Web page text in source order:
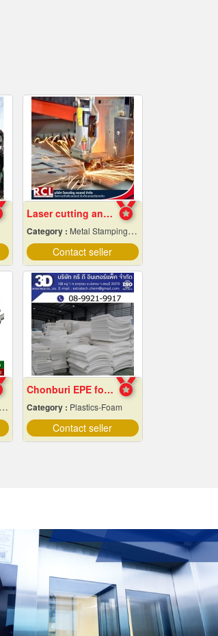
Laser cutting and folding factory, Ayutthaya
Category : Metal Stamping & Cutting
Contact seller
Chonburi EPE foam factory
Category : Plastics-Foam
Contact seller